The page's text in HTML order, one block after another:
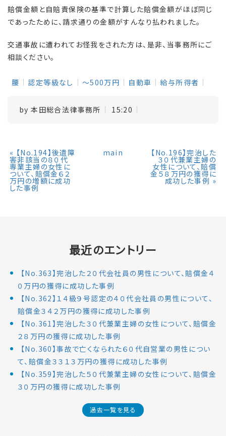
賠償金額と自賠責保険の基準で計算した賠償金額がほぼ同じ
であったために、請求通りの金額がすんなり払われました。
交通事故に遭われてお怪我をされた方は、是非、当事務所にご
相談ください。
腰 認定等級なし ～500万円 自動車 給与所得者
by本田総合法律事務所 15:20
« 【No.194】後遺障
害非該当の８０代
専業主婦の女性に
ついて、賠償金６２
万円の増額に成功
した事例
main 【No.196】完治した
３０代兼業主婦の
女性について、賠償
金５８万円の獲得に
成功した事例»
最近のエントリー
【No.363】完治した２０代会社員の男性について、賠償金４
０万円の獲得に成功した事例
【No.362】１４級９号認定の４０代会社員の男性について、
賠償金３４２万円の獲得に成功した事例
【No.361】完治した３０代兼業主婦の女性について、賠償金
２８万円の獲得に成功した事例
【No.360】事故で亡くなられた６０代自営業の男性につい
て、賠償金３３１３万円の獲得に成功した事例
【No.359】完治した５０代兼業主婦の女性について、賠償金
３０万円の獲得に成功した事例
過去一覧を見る